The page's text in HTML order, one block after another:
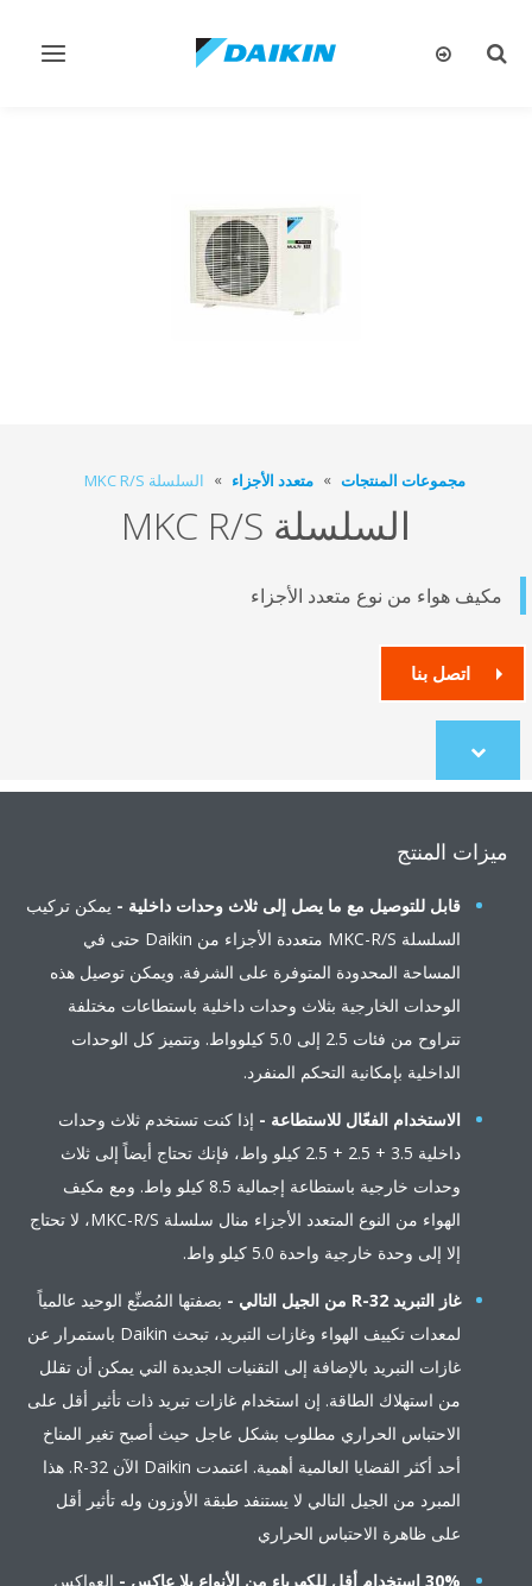
تبديل
تبديل
مجموعات المنتجات متعدد الأجزاء السلسلة MKC R/S
السلسلة MKC R/S
مكيف هواء من نوع متعدد الأجزاء
اتصل بنا
Scroll
to
ميزات المنتج
قابل للتوصيل مع ما يصل إلى ثلاث وحدات داخلية - يمكن تركيب
السلسلة MKC-R/S متعددة الأجزاء من Daikin حتى في
المساحة المحدودة المتوفرة على الشرفة. ويمكن توصيل هذه
الوحدات الخارجية بثلاث وحدات داخلية باستطاعات مختلفة
تتراوح من فئات 2.5 إلى 5.0 كيلوواط. وتتميز كل الوحدات
الداخلية بإمكانية التحكم المنفرد.
الاستخدام الفعّال للاستطاعة - إذا كنت تستخدم ثلاث وحدات
داخلية 3.5 + 2.5 + 2.5 كيلو واط، فإنك تحتاج أيضاً إلى ثلاث
وحدات خارجية باستطاعة إجمالية 8.5 كيلو واط. ومع مكيف
الهواء من النوع المتعدد الأجزاء منال سلسلة MKC-R/S، لا تحتاج
إلا إلى وحدة خارجية واحدة 5.0 كيلو واط.
غاز التبريد R-32 من الجيل التالي -
بصفتها المُصنِّع الوحيد عالمياً
لمعدات تكييف الهواء وغازات التبريد، تبحث Daikin باستمرار عن
غازات التبريد بالإضافة إلى التقنيات الجديدة التي يمكن أن تقلل
من استهلاك الطاقة. إن استخدام غازات تبريد ذات تأثير أقل على
الاحتباس الحراري مطلوب بشكل عاجل حيث أصبح تغير المناخ
أحد أكثر القضايا العالمية أهمية. اعتمدت Daikin الآن R-32. هذا
المبرد من الجيل التالي لا يستنفد طبقة الأوزون وله تأثير أقل
على ظاهرة الاحتباس الحراري
30% استخدام أقل للكهرباء من الأنواع بلا عاكس -
العواكس